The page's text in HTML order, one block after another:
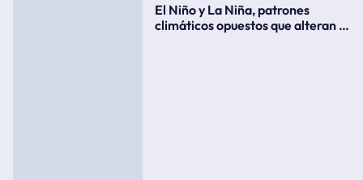
El Niño y La Niña, patrones
climáticos opuestos que alteran la